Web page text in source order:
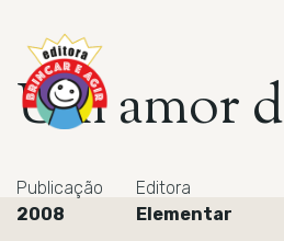
Umamord
Publicação
2008
Editora
Elementar